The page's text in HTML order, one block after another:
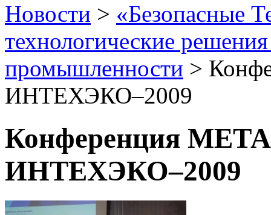
Новости > «Безопасные
технологические
промышленности >
ИНТЕХЭКО–2009
Конференция
ИНТЕХЭКО–2009